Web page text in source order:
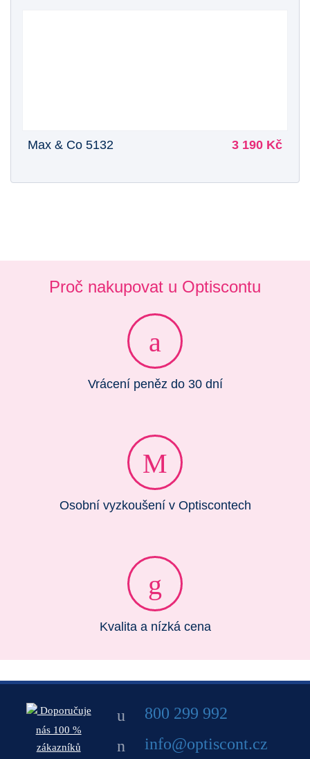
Max & Co 5132 3 190 Kč
Proč nakupovat u Optiscontu
Vrácení peněz do 30 dní
Osobní vyzkoušení v Optiscontech
Kvalita a nízká cena
Doporučuje
nás 100 %
zákazníků
800 299 992
info@optiscont.cz